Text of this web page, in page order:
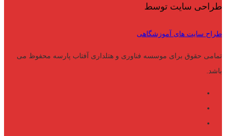
طراحی سایت توسط
طراح سایت های آموزشگاهی
تمامی حقوق برای موسسه فناوری و هتلداری آفتاب پارسه محفوظ می
باشد.